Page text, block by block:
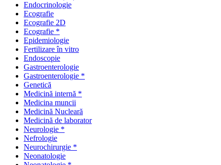
Endocrinologie
Ecografie
Ecografie 2D
Ecografie *
Epidemiologie
Fertilizare în vitro
Endoscopie
Gastroenterologie
Gastroenterologie *
Genetică
Medicină internă *
Medicina muncii
Medicină Nucleară
Medicină de laborator
Neurologie *
Nefrologie
Neurochirurgie *
Neonatologie